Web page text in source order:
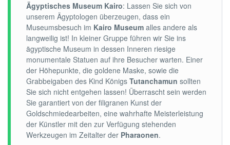
Ägyptisches Museum Kairo: Lassen Sie sich von
unserem Ägyptologen überzeugen, dass ein
Museumsbesuch im Kairo Museum alles andere als
langweilig ist! In kleiner Gruppe führen wir Sie ins
ägyptische Museum in dessen Inneren riesige
monumentale Statuen auf ihre Besucher warten. Einer
der Höhepunkte, die goldene Maske, sowie die
Grabbeigaben des Kind Königs Tutanchamun sollten
Sie sich nicht entgehen lassen! Überrascht sein werden
Sie garantiert von der filigranen Kunst der
Goldschmiedearbeiten, eine wahrhafte Meisterleistung
der Künstler mit den zur Verfügung stehenden
Werkzeugen im Zeitalter der Pharaonen.